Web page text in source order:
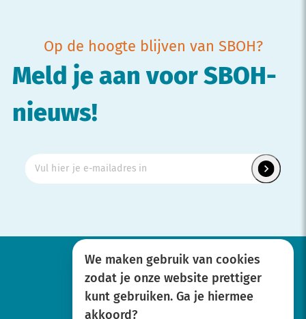
Op de hoogte blijven van SBOH?
Meld je aan voor SBOH-
nieuws!
Werken bij
Over SBOH
We maken gebruik van cookies
zodat je onze website prettiger
kunt gebruiken. Ga je hiermee
akkoord?